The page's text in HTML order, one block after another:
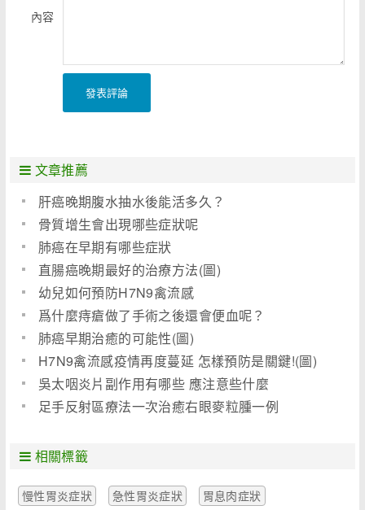
內容
發表評論
文章推薦
肝癌晚期腹水抽水後能活多久？
骨質增生會出現哪些症狀呢
肺癌在早期有哪些症狀
直腸癌晚期最好的治療方法(圖)
幼兒如何預防H7N9禽流感
爲什麼痔瘡做了手術之後還會便血呢？
肺癌早期治癒的可能性(圖)
H7N9禽流感疫情再度蔓延 怎樣預防是關鍵!(圖)
吳太咽炎片副作用有哪些 應注意些什麼
足手反射區療法一次治癒右眼麥粒腫一例
相關標籤
慢性胃炎症狀 急性胃炎症狀 胃息肉症狀